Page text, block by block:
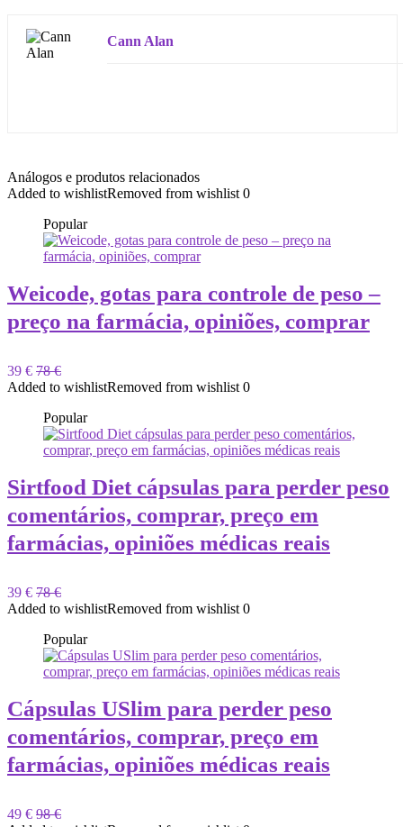
Cann Alan
Análogos e produtos relacionados
Added to wishlistRemoved from wishlist 0
Popular
Weicode, gotas para controle de peso –
preço na farmácia, opiniões, comprar
39 € 78 €
Added to wishlistRemoved from wishlist 0
Popular
Sirtfood Diet cápsulas para perder peso
comentários, comprar, preço em
farmácias, opiniões médicas reais
39 € 78 €
Added to wishlistRemoved from wishlist 0
Popular
Cápsulas USlim para perder peso
comentários, comprar, preço em
farmácias, opiniões médicas reais
49 € 98 €